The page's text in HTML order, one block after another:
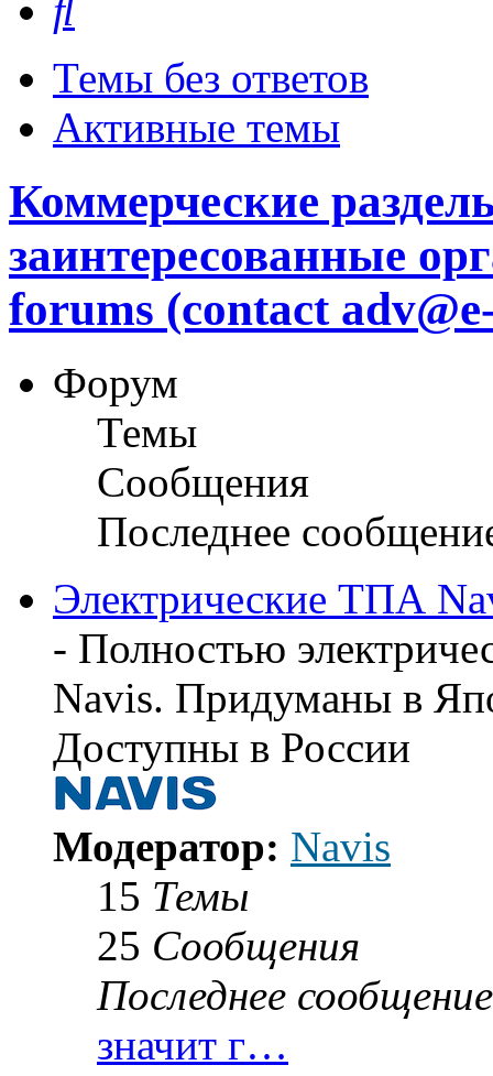
Темы без ответов
Активные темы
Коммерческие
заинтересованные
forums (contact
Форум
Темы
Сообщения
Последнее
Электрические ТПА
- Полностью
Navis. Придуманы в
Доступны в России
Модератор: Navis
15 Темы
25 Сообщения
Последнее сообщение
значит г…